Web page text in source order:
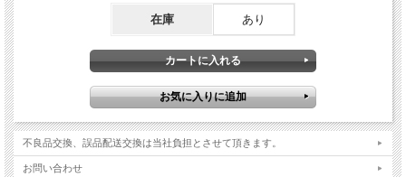
在庫 あり
不良品交換、誤品配送交換は当社負担とさせて頂きます。
お問い合わせ